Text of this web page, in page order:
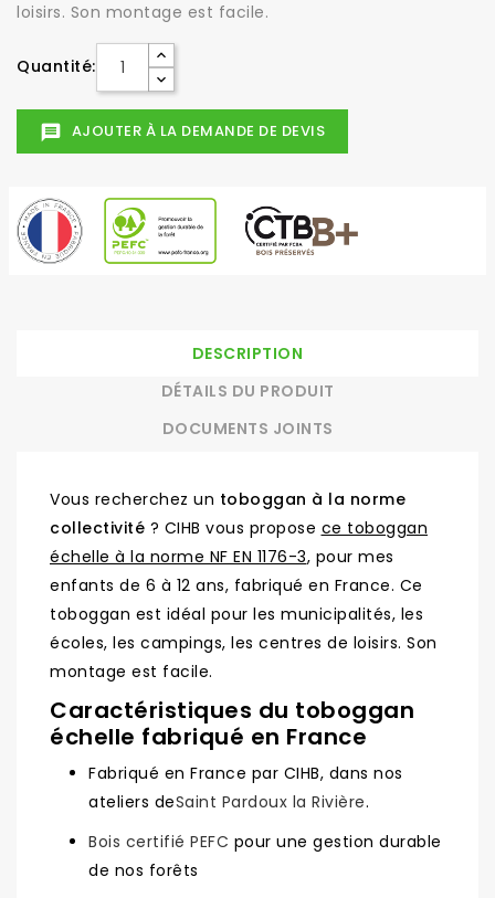
loisirs. Son montage est facile.
Quantité:
message AJOUTER À LA DEMANDE DE DEVIS
DESCRIPTION
DÉTAILS DU PRODUIT
DOCUMENTS JOINTS
Vous recherchez un toboggan à la norme
collectivité ? CIHB vous propose ce toboggan
échelle à la norme NF EN 1176-3, pour mes
enfants de 6 à 12 ans, fabriqué en France. Ce
toboggan est idéal pour les municipalités, les
écoles, les campings, les centres de loisirs. Son
montage est facile.
Caractéristiques du toboggan
échelle fabriqué en France
Fabriqué en France par CIHB, dans nos
ateliers deSaint Pardoux la Rivière.
Bois certifié PEFC pour une gestion durable
de nos forêts